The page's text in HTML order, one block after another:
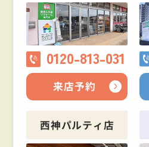
0120-813-031
来店予約
西神パルティ店